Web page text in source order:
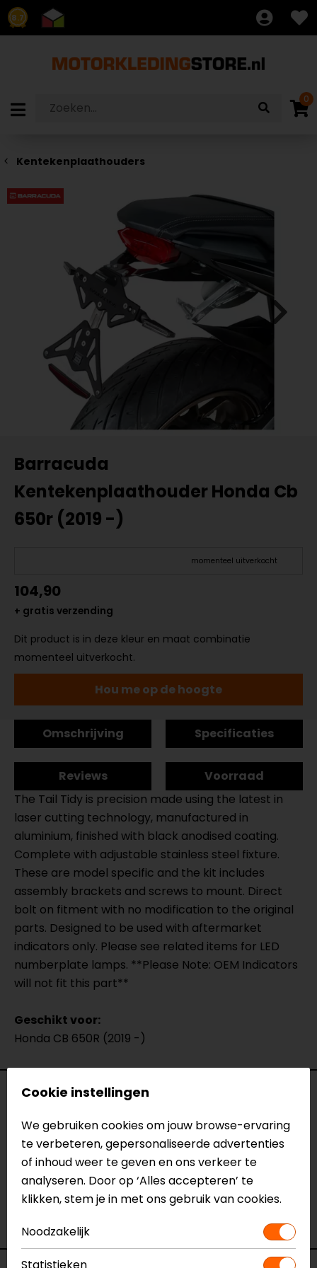
8.7
0
Kentekenplaathouders
Barracuda
Kentekenplaathouder Honda Cb
650r (2019 -)
momenteel uitverkocht
104,90
+ gratis verzending
Dit product is in deze kleur en maat combinatie
momenteel uitverkocht.
Hou me op de hoogte
Omschrijving Specificaties
Reviews
Voorraad
The Tail Tidy is precision made using the latest in
laser cutting technology, manufactured in
aluminium, finished with black anodised coating.
Complete with adjustable stainless steel fixture.
These are model specific and the kit includes
assembly brackets and screws to mount. Direct
bolt on fitment with no modification to the original
parts. Designed to be used with aftermarket
indicators only. Please see related items for LED
numberplate lamps. **Please Note: OEM Indicators
will not fit this part**
Geschikt voor:
Honda CB 650R (2019 -)
Specificaties
Naam
Kentekenplaathouder Honda Cb
650r (2019 -)
Model
HN6104-19
Merk
Barracuda
Kleur
N.v.t.
Motormerk
Cookie instellingen
We gebruiken cookies om jouw browse-ervaring
te verbeteren, gepersonaliseerde advertenties
of inhoud weer te geven en ons verkeer te
analyseren. Door op ‘Alles accepteren’ te
klikken, stem je in met ons gebruik van cookies.
Noodzakelijk